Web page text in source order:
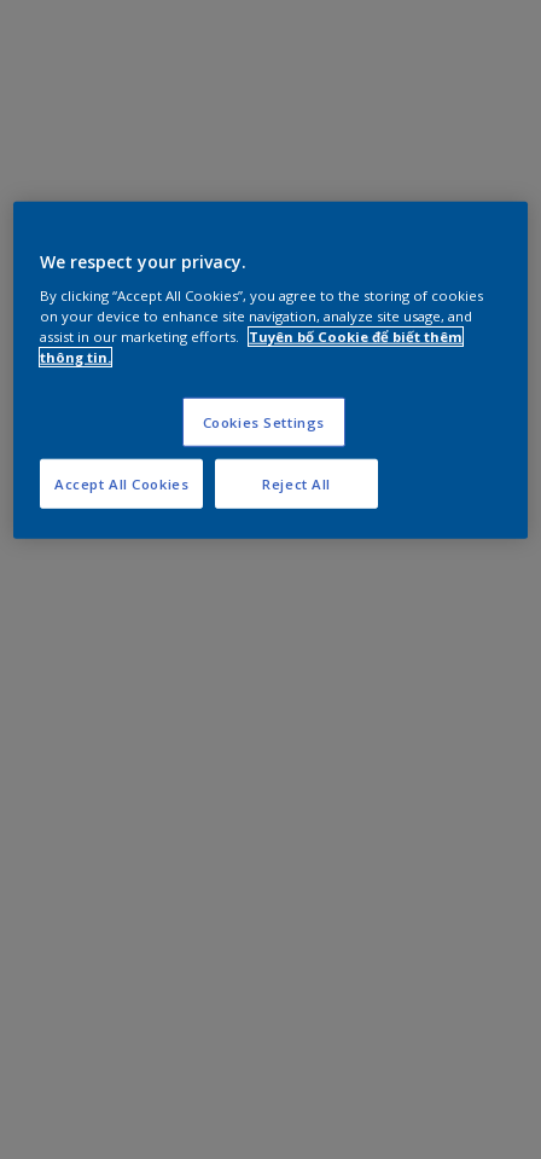
We respect your privacy.
By clicking “Accept All Cookies”, you agree to the storing of cookies
on your device to enhance site navigation, analyze site usage, and
assist in our marketing efforts.
Tuyên bố Cookie để biết thêm
thông tin.
Cookies Settings
Reject All
Accept All Cookies